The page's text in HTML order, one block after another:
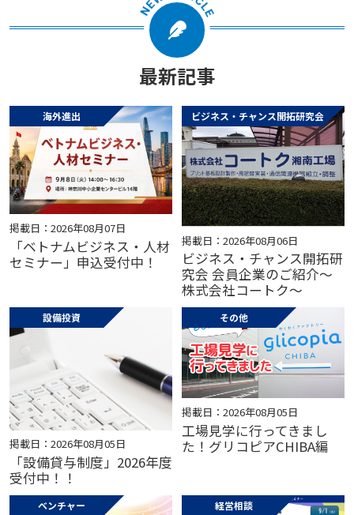
最新記事
海外進出
掲載日：2026年08月07日
「ベトナムビジネス・人材
セミナー」申込受付中！
ビジネス・チャンス開拓研究会
掲載日：2026年08月06日
ビジネス・チャンス開拓研
究会 会員企業のご紹介～
株式会社コートク～
設備投資
掲載日：2026年08月05日
「設備貸与制度」2026年度
受付中！！
その他
掲載日：2026年08月05日
工場見学に行ってきまし
た！グリコピアCHIBA編
ベンチャー 経営相談